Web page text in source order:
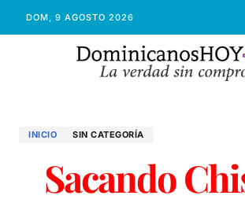
DOM, 9 AGOSTO 2026
INICIO SIN CATEGORÍA
Sacando